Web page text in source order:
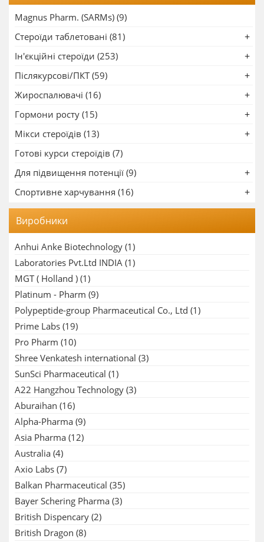
Magnus Pharm. (SARMs) (9)
Стероїди таблетовані (81)
Ін'єкційні стероїди (253)
Післякурсові/ПКТ (59)
Жироспалювачі (16)
Гормони росту (15)
Мікси стероїдів (13)
Готові курси стероїдів (7)
Для підвищення потенції (9)
Спортивне харчування (16)
Виробники
Anhui Anke Biotechnology (1)
Laboratories Pvt.Ltd INDIA (1)
MGT ( Holland ) (1)
Platinum - Pharm (9)
Polypeptide-group Pharmaceutical Co., Ltd (1)
Prime Labs (19)
Pro Pharm (10)
Shree Venkatesh international (3)
SunSci Pharmaceutical (1)
A22 Hangzhou Technology (3)
Aburaihan (16)
Alpha-Pharma (9)
Asia Pharma (12)
Australia (4)
Axio Labs (7)
Balkan Pharmaceutical (35)
Bayer Schering Pharma (3)
British Dispencary (2)
British Dragon (8)